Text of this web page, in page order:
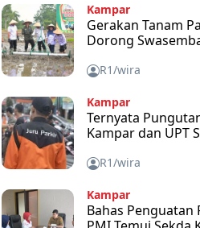
Kampar
Gerakan Tanam
Dorong
R1/wira
Kampar
Ternyata
Kampar dan UPT
R1/wira
Kampar
Bahas Penguatan